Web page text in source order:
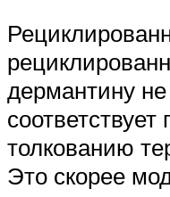
дермантину
толкованию
Это скорее